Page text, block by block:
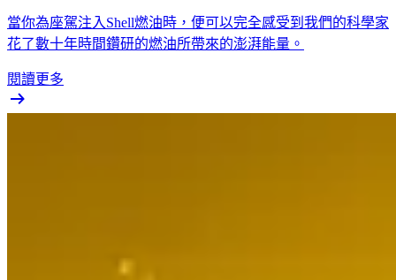
當你為座駕注入Shell燃油時，便可以完全感受到我們的科學家
花了數十年時間鑽研的燃油所帶來的澎湃能量。
閱讀更多